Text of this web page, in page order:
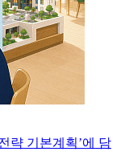
략 기본계획’에 담